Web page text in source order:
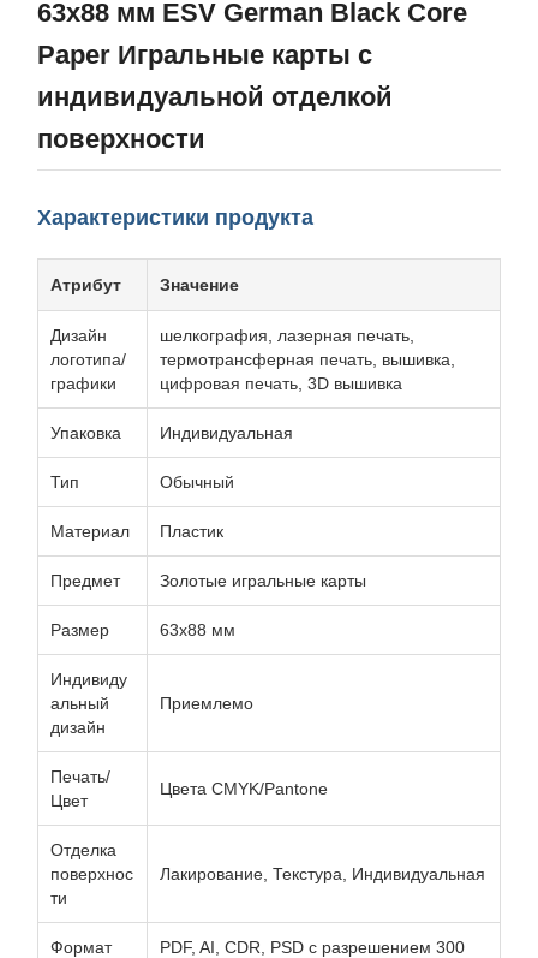
63x88 мм ESV German Black Core
Paper Игральные карты с
индивидуальной отделкой
поверхности
Характеристики продукта
Атрибут Значение
Дизайн
логотипа/
графики
шелкография, лазерная печать,
термотрансферная печать, вышивка,
цифровая печать, 3D вышивка
Упаковка Индивидуальная
Тип Обычный
Материал Пластик
Предмет Золотые игральные карты
Размер 63x88 мм
Индивиду
альный
дизайн
Приемлемо
Печать/
Цвет
Цвета CMYK/Pantone
Отделка
поверхнос
ти
Лакирование, Текстура, Индивидуальная
Формат
PDF, AI, CDR, PSD с разрешением 300